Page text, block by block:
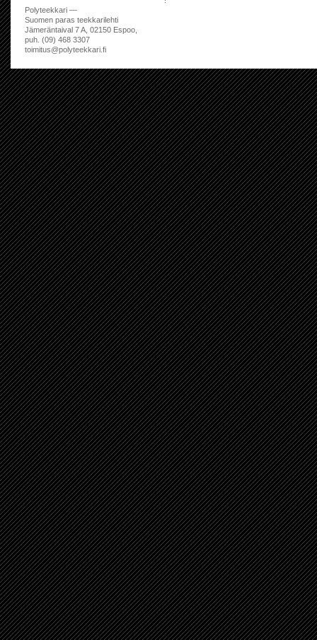
Polyteekkari —
Suomen paras teekkarilehti
Jämeräntaival 7 A, 02150 Espoo,
puh. (09) 468 3307
toimitus@polyteekkari.fi